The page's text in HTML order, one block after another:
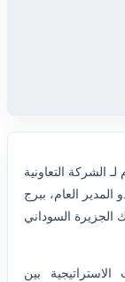
الشركة التعاونية
العام، ببرج
الجزيرة السوداني
بين